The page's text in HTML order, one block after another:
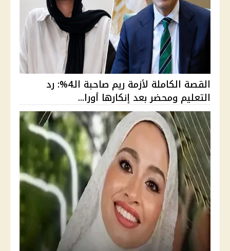
القصة الكاملة لأزمة ريم صاحبة الـ4%: رد
التعليم ومحضر بعد إنكارها أورا...